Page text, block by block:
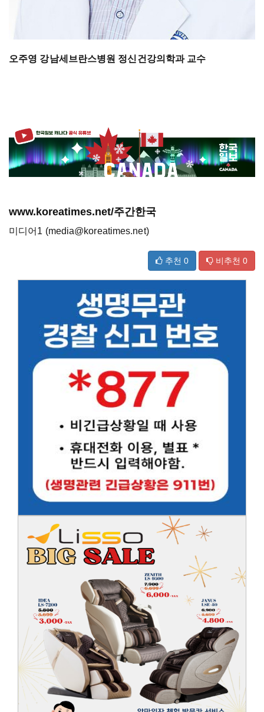
오주영 강남세브란스병원 정신건강의학과 교수
www.koreatimes.net/주간한국
미디어1 (media@koreatimes.net)
추천 0 비추천 0